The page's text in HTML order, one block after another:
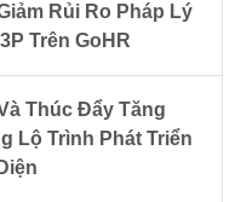
Rủi Ro Pháp Lý
Trên GoHR
Thúc Đẩy Tăng
Lộ Trình Phát Triển